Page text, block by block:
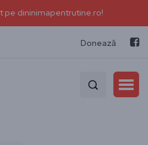
pe dininimapentrutine.ro!
Donează